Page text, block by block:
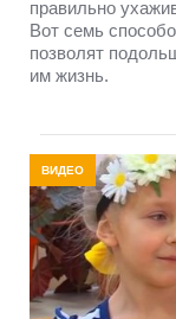
правильно
Вот семь
позволят
им жизнь.
ВИДЕО